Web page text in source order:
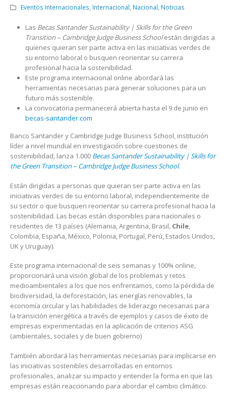
Eventos Internacionales Internacional Nacional Noticias
Las Becas Santander Sustainability | Skills for the Green
Transition – Cambridge Judge Business Schoolestán dirigidas a
quienes quieran ser parte activa en las iniciativas verdes de
su entorno laboral o busquen reorientar su carrera
profesional hacia la sostenibilidad.
Este programa internacional online abordará las
herramientas necesarias para generar soluciones para un
futuro más sostenible.
La convocatoria permanecerá abierta hasta el 9 de junio en
becas-santander.com
Banco Santander y Cambridge Judge Business School, institución
líder a nivel mundial en investigación sobre cuestiones de
sostenibilidad, lanza 1.000 Becas Santander Sustainability | Skills for
the Green Transition – Cambridge Judge Business School.
Están dirigidas a personas que quieran ser parte activa en las
iniciativas verdes de su entorno laboral, independientemente de
su sector o que busquen reorientar su carrera profesional hacia la
sostenibilidad. Las becas están disponibles para nacionales o
residentes de 13 países (Alemania, Argentina, Brasil, Chile
Colombia, España, México, Polonia, Portugal, Perú, Estados Unidos,
UK y Uruguay).
Este programa internacional de seis semanas y 100% online,
proporcionará una visión global de los problemas y retos
medioambientales a los que nos enfrentamos, como la pérdida de
biodiversidad, la deforestación, las energías renovables, la
economía circular y las habilidades de liderazgo necesarias para
la transición energética a través de ejemplos y casos de éxito de
empresas experimentadas en la aplicación de criterios ASG
(ambientales, sociales y de buen gobierno)
También abordará las herramientas necesarias para implicarse en
las iniciativas sostenibles desarrolladas en entornos
profesionales, analizar su impacto y entender la forma en que las
empresas están reaccionando para abordar el cambio climático.